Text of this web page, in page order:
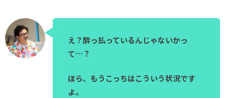
え？酔っ払っているんじゃないかっ
て…？
ほら、もうこっちはこういう状況です
よ。